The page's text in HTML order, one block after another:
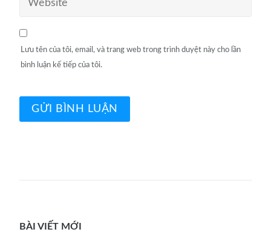
Lưu tên của tôi, email, và trang web trong trình duyệt này cho lần
bình luận kế tiếp của tôi.
BÀI VIẾT MỚI